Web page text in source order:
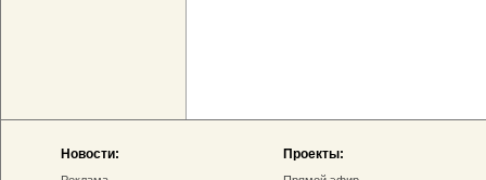
Новости: Проекты: